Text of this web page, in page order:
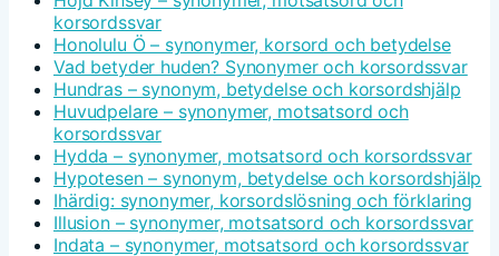
korsordssvar
Honolulu Ö – synonymer, korsord och betydelse
Vad betyder huden? Synonymer och korsordssvar
Hundras – synonym, betydelse och korsordshjälp
Huvudpelare – synonymer, motsatsord och
korsordssvar
Hydda – synonymer, motsatsord och korsordssvar
Hypotesen – synonym, betydelse och korsordshjälp
Ihärdig: synonymer, korsordslösning och förklaring
Illusion – synonymer, motsatsord och korsordssvar
Indata – synonymer, motsatsord och korsordssvar